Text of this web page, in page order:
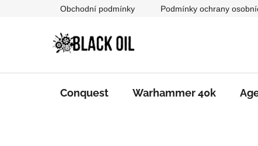
Obchodní podmínky Podmínky ochrany
Conquest Warhammer 40k